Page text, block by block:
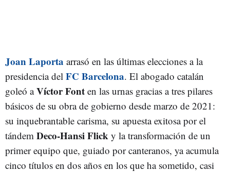
Joan Laporta arrasó en las últimas elecciones a la
presidencia del FC Barcelona. El abogado catalán
goleó aVíctorFont en las urnas gracias a tres pilares
básicos de su obra de gobierno desde marzo de 2021:
su inquebrantable carisma, su apuesta exitosa por el
tándem Deco-Hansi Flick y la transformación de un
primer equipo que, guiado por canteranos, ya acumula
cinco títulos en dos años en los que ha sometido, casi